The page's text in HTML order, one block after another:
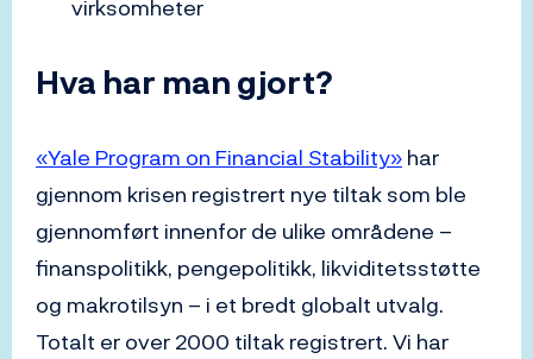
virksomheter
Hva har man gjort?
«Yale Program on Financial Stability»har
gjennom krisen registrert nye tiltak som ble
gjennomført innenfor de ulike områdene –
finanspolitikk, pengepolitikk, likviditetsstøtte
og makrotilsyn – i et bredt globalt utvalg.
Totalt er over 2000 tiltak registrert. Vi har